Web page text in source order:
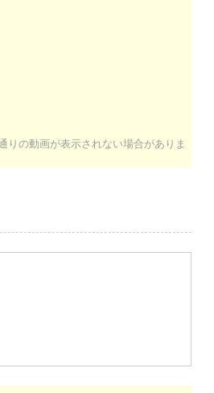
りの動画が表示されない場合がありま